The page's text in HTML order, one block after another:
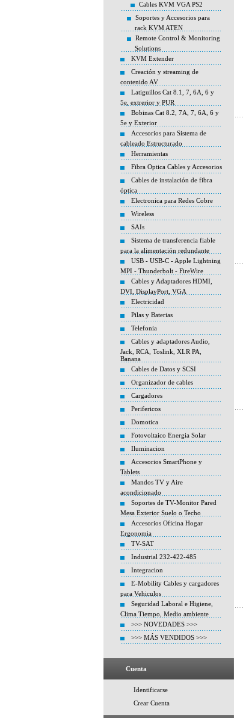
Cables KVM VGA PS2
Soportes y Accesorios para
rack KVM ATEN
Remote Control & Monitoring
Solutions
KVM Extender
Creación y streaming de
contenido AV
Latiguillos Cat 8.1, 7, 6A, 6 y
5e, extrerior y PUR
Bobinas Cat 8.2, 7A, 7, 6A, 6 y
5e y Exterior
Accesorios para Sistema de
cableado Estructurado
Herramientas
Fibra Optica Cables y Accesorios
Cables de instalación de fibra
óptica
Electronica para Redes Cobre
Wireless
SAIs
Sistema de transferencia fiable
para la alimentación redundante
USB - USB-C - Apple Lightning
MPI - Thunderbolt - FireWire
Cables y Adaptadores HDMI,
DVI, DisplayPort, VGA
Electricidad
Pilas y Baterias
Telefonia
Cables y adaptadores Audio,
Jack, RCA, Toslink, XLR PA,
Banana
Cables de Datos y SCSI
Organizador de cables
Cargadores
Perifericos
Domotica
Fotovoltaico Energia Solar
Iluminacion
Accesorios SmartPhone y
Tablets
Mandos TV y Aire
acondicionado
Soportes de TV-Monitor Pared
Mesa Exterior Suelo o Techo
Accesorios Oficina Hogar
Ergonomia
TV-SAT
Industrial 232-422-485
Integracion
E-Mobility Cables y cargadores
para Vehiculos
Seguridad Laboral e Higiene,
Clima Tiempo, Medio ambiente
>>> NOVEDADES >>>
>>> MÁS VENDIDOS >>>
Cuenta
Identificarse
Crear Cuenta